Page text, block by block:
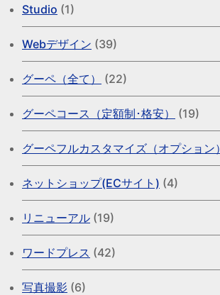
Studio (1)
Webデザイン (39)
グーペ（全て） (22)
グーペコース（定額制･格安） (19)
グーペフルカスタマイズ（オプション）
ネットショップ(ECサイト) (4)
リニューアル (19)
ワードプレス (42)
写真撮影 (6)